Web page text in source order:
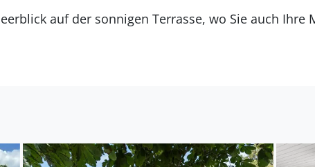
auf der sonnigen Terrasse, wo Sie auch Ihre
genießen Sie saftige Steaks und frische Salate.
Kalø Schlossruine, die einen faszinierenden
und lockt mit einer Vielzahl an kulturellen